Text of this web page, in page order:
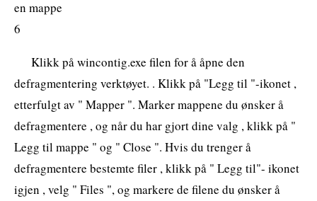
en mappe
6
Klikk på wincontig.exe filen for å åpne den
defragmentering verktøyet. . Klikk på "Legg til "-ikonet ,
etterfulgt av " Mapper ". Marker mappene du ønsker å
defragmentere , og når du har gjort dine valg , klikk på "
Legg til mappe " og " Close ". Hvis du trenger å
defragmentere bestemte filer , klikk på " Legg til"- ikonet
igjen , velg " Files ", og markere de filene du ønsker å